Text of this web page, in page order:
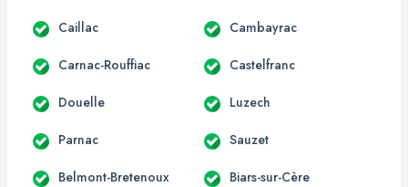
Caillac Cambayrac
Carnac-Rouffiac Castelfranc
Douelle Luzech
Parnac Sauzet
Belmont-Bretenoux Biars-sur-Cère